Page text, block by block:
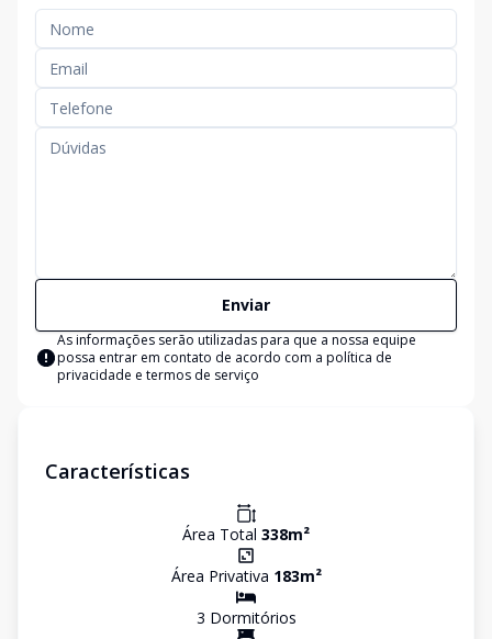
Enviar
As informações serão utilizadas para que a nossa equipe
possa entrar em contato de acordo com a política de
privacidade e termos de serviço
Características
Área Total 338m²
Área Privativa 183m²
3 Dormitórios